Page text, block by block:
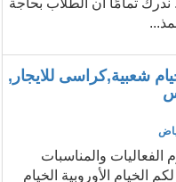
تمامًا أن الطلاب بحاجة
شعبية,كراسى للايجار,
الفعاليات والمناسبات
الخيام الأوروبية الخيام